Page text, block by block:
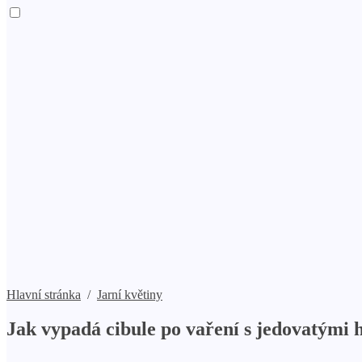
Hlavní stránka / Jarní květiny
Jak vypadá cibule po vaření s jedovatými